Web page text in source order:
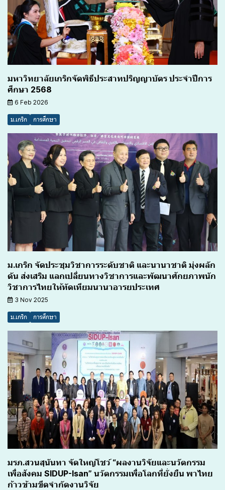
มหาวิทยาลัยเกริกจัดพิธีประสาทปริญญาบัตร ประจำปีการ
ศึกษา 2568
6 Feb 2026
ม.เกริก การศึกษา
ม.เกริก จัดประชุมวิชาการระดับชาติ และนานาชาติ มุ่งผลัก
ดัน ส่งเสริม แลกเปลี่ยนทางวิชาการและพัฒนาศักยภาพนัก
วิชาการไทยให้ทัดเทียมนานาอารยประเทศ
3 Nov 2025
ม.เกริก การศึกษา
มรภ.สวนสุนันทา จัดใหญ่โชว์ “ผลงานวิจัยและนวัตกรรม
เพื่อสังคม SIDUP-Isan” นวัตกรรมเพื่อโลกที่ยั่งยืน พาไทย
ก้าวข้ามขีดจำกัดงานวิจัย